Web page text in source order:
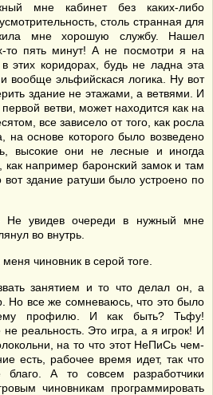
мне кабинет без каких-либо
столь странная для
мне хорошую службу. Нашел
то пять минут! А не посмотри я на
этих коридорах, будь не ладна эта
и вообще эльфийскася логика. Ну вот
здание не этажами, а ветвями. И
ветви, может находится как на
все зависело от того, как росла
на основе которого было возведено
высокие они не лесные и иногда
как например баронский замок и там
здание ратуши было устроено по
увидев очереди в нужный мне
во внутрь.
чиновник в серой тоге.
занятием и то что делал он, а
Но все же сомневаюсь, что это было
профилю. И как быть? Тьфу!
реальность. Это игра, а я игрок! И
на то что этот НеПиСь чем-
есть, рабочее время идет, так что
А то совсем разработчики
чиновникам программировать